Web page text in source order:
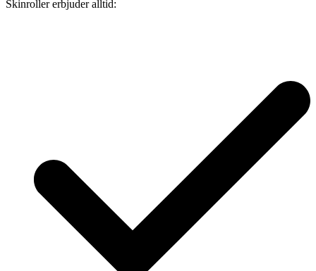
Skinroller erbjuder alltid: